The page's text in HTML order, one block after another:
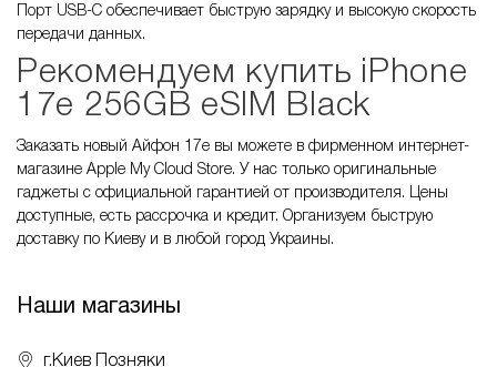
Порт USB-C обеспечивает быструю зарядку и высокую скорость
передачи данных.
Рекомендуем купить iPhone
17e 256GB eSIM Black
Заказать новый Айфон 17е вы можете в фирменном интернет-
магазине Apple My Cloud Store. У нас только оригинальные
гаджеты с официальной гарантией от производителя. Цены
доступные, есть рассрочка и кредит. Организуем быструю
доставку по Киеву и в любой город Украины.
Наши магазины
г.Киев Позняки